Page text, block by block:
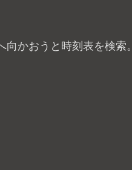
かおうと時刻表を検索。